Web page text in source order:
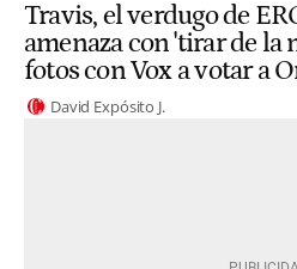
Travis, el verdugo de
amenaza con 'tirar de la
fotos con Vox a votar a
David Expósito J.